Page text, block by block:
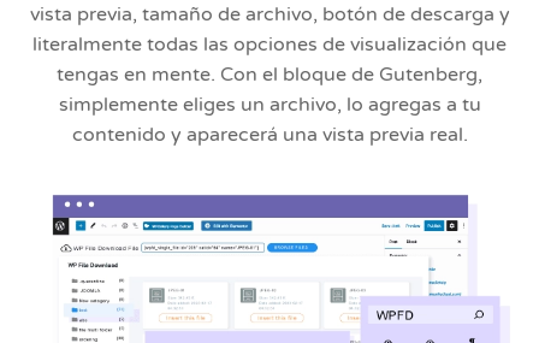
vista previa, tamaño de archivo, botón de descarga y
literalmente todas las opciones de visualización que
tengas en mente. Con el bloque de Gutenberg,
simplemente eliges un archivo, lo agregas a tu
contenido y aparecerá una vista previa real.